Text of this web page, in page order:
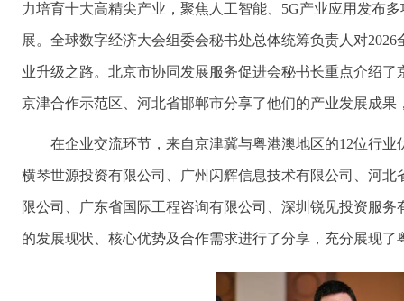
力培育十大高精尖产业，聚焦人工智能、5G产业应用发布
展。全球数字经济大会组委会秘书处总体统筹负责人对
业升级之路。北京市协同发展服务促进会秘书长重点介绍
京津合作示范区、河北省邯郸市分享了他们的产业发展成
在企业交流环节，来自京津冀与粤港澳地区的12位行
横琴世源投资有限公司、广州闪辉信息技术有限公司、河
限公司、广东省国际工程咨询有限公司、深圳锐见投资服
的发展现状、核心优势及合作需求进行了分享，充分展现